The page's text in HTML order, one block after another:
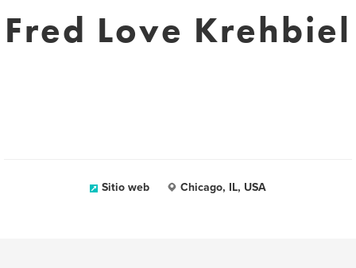
Fred Love Krehbiel
Sitio web Chicago, IL, USA